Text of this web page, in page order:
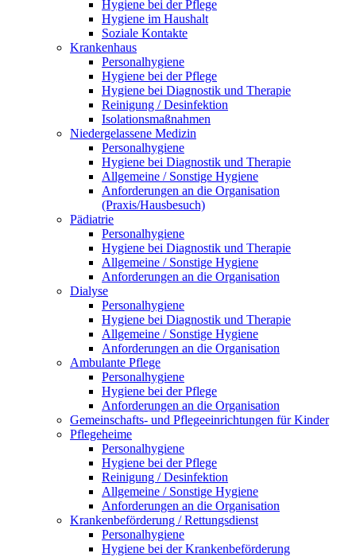
Hygiene bei der Pflege
Hygiene im Haushalt
Soziale Kontakte
Krankenhaus
Personalhygiene
Hygiene bei der Pflege
Hygiene bei Diagnostik und Therapie
Reinigung / Desinfektion
Isolationsmaßnahmen
Niedergelassene Medizin
Personalhygiene
Hygiene bei Diagnostik und Therapie
Allgemeine / Sonstige Hygiene
Anforderungen an die Organisation
(Praxis/Hausbesuch)
Pädiatrie
Personalhygiene
Hygiene bei Diagnostik und Therapie
Allgemeine / Sonstige Hygiene
Anforderungen an die Organisation
Dialyse
Personalhygiene
Hygiene bei Diagnostik und Therapie
Allgemeine / Sonstige Hygiene
Anforderungen an die Organisation
Ambulante Pflege
Personalhygiene
Hygiene bei der Pflege
Anforderungen an die Organisation
Gemeinschafts- und Pflegeeinrichtungen für Kinder
Pflegeheime
Personalhygiene
Hygiene bei der Pflege
Reinigung / Desinfektion
Allgemeine / Sonstige Hygiene
Anforderungen an die Organisation
Krankenbeförderung / Rettungsdienst
Personalhygiene
Hygiene bei der Krankenbeförderung